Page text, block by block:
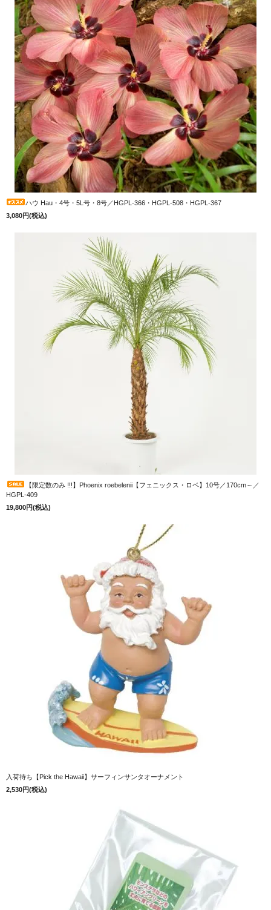
ハウ Hau・4号・5L号・8号／HGPL-366・HGPL-508・HGPL-367
3,080円(税込)
【限定数のみ !!!】Phoenix roebelenii【フェニックス・ロベ】10号／170cm～／
HGPL-409
19,800円(税込)
入荷待ち【Pick the Hawaii】サーフィンサンタオーナメント
2,530円(税込)